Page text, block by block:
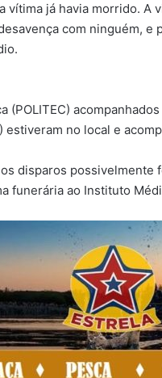
vítima já havia morrido. A
com ninguém,
(POLITEC)
estiveram no local e
disparos possivelmente
funerária ao Instituto